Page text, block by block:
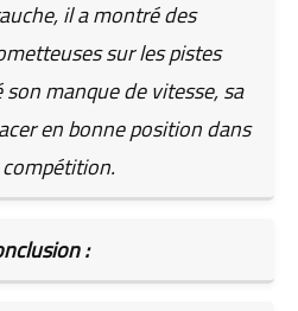
il a montré des
sur les pistes
manque de vitesse, sa
en bonne position dans
: